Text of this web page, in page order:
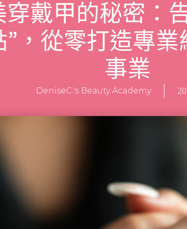
穿戴甲的秘密：
”，從零打造專業
事業
DeniseC.'s Beauty Academy